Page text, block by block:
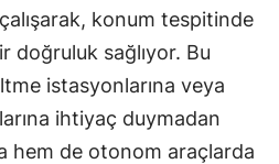
Kütahya
Malatya
Manisa
Kahramanmaraş
konum tespitinde
doğruluk sağlıyor. Bu
istasyonlarına veya
ihtiyaç duymadan
hem de otonom araçlarda